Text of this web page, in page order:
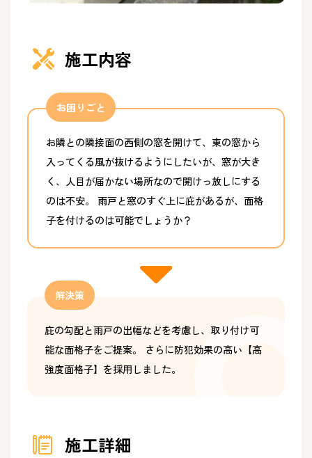
施工内容
お困りごと
お隣との隣接面の西側の窓を開けて、東の窓から
入ってくる風が抜けるようにしたいが、窓が大き
く、人目が届かない場所なので開けっ放しにする
のは不安。 雨戸と窓のすぐ上に庇があるが、面格
子を付けるのは可能でしょうか？
解決策
庇の勾配と雨戸の出幅などを考慮し、取り付け可
能な面格子をご提案。 さらに防犯効果の高い【高
強度面格子】を採用しました。
施工詳細